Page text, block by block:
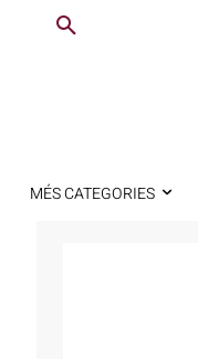
MÉS CATEGORIES